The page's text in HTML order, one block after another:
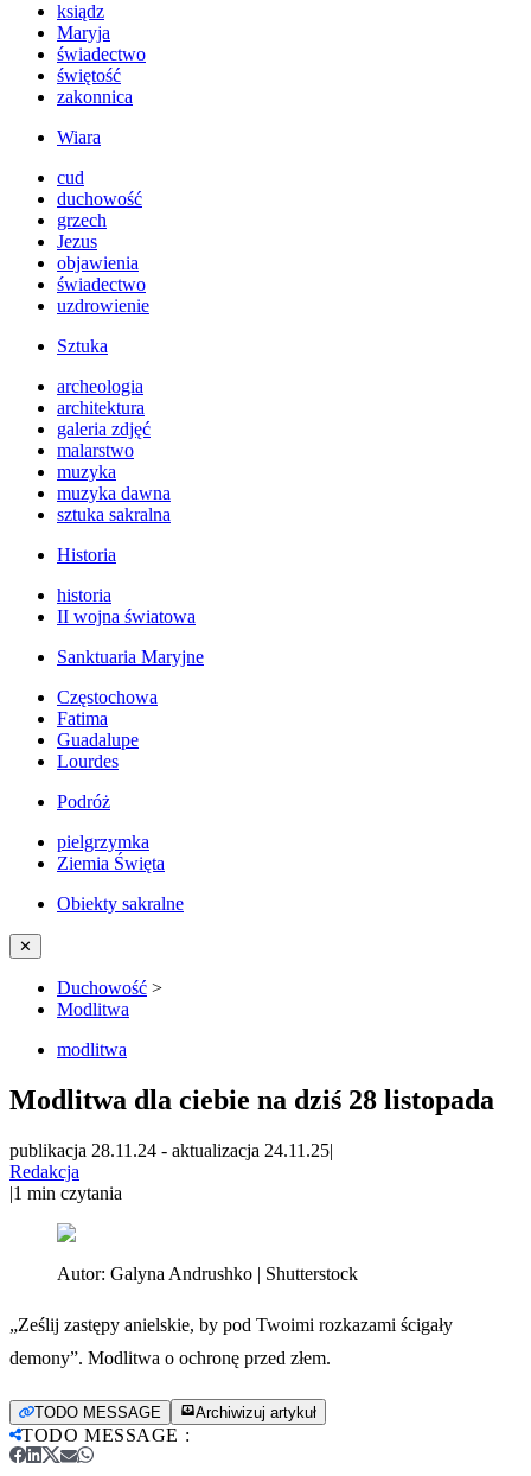
ksiądz
Maryja
świadectwo
świętość
zakonnica
Wiara
cud
duchowość
grzech
Jezus
objawienia
świadectwo
uzdrowienie
Sztuka
archeologia
architektura
galeria zdjęć
malarstwo
muzyka
muzyka dawna
sztuka sakralna
Historia
historia
II wojna światowa
Sanktuaria Maryjne
Częstochowa
Fatima
Guadalupe
Lourdes
Podróż
pielgrzymka
Ziemia Święta
Obiekty sakralne
✕
Duchowość >
Modlitwa
modlitwa
Modlitwa dla ciebie na dziś 28 listopada
publikacja 28.11.24 - aktualizacja 24.11.25|
Redakcja
|1 min czytania
Autor: Galyna Andrushko | Shutterstock
„Ześlij zastępy anielskie, by pod Twoimi rozkazami ścigały
demony”. Modlitwa o ochronę przed złem.
TODO MESSAGE Archiwizuj artykuł
TODO MESSAGE :